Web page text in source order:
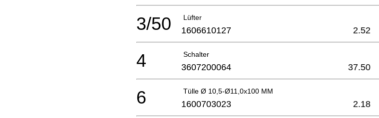
Lüfter
3/50 1606610127 2.52
Schalter
4 3607200064 37.50
Tülle Ø 10,5-Ø11,0x100 MM
6 1600703023 2.18